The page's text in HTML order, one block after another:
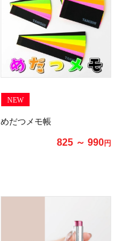
NEW
めだつメモ帳
825 ～ 990円